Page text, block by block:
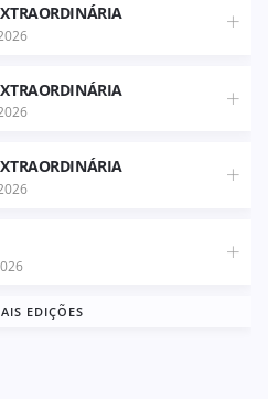
EDIÇÕES